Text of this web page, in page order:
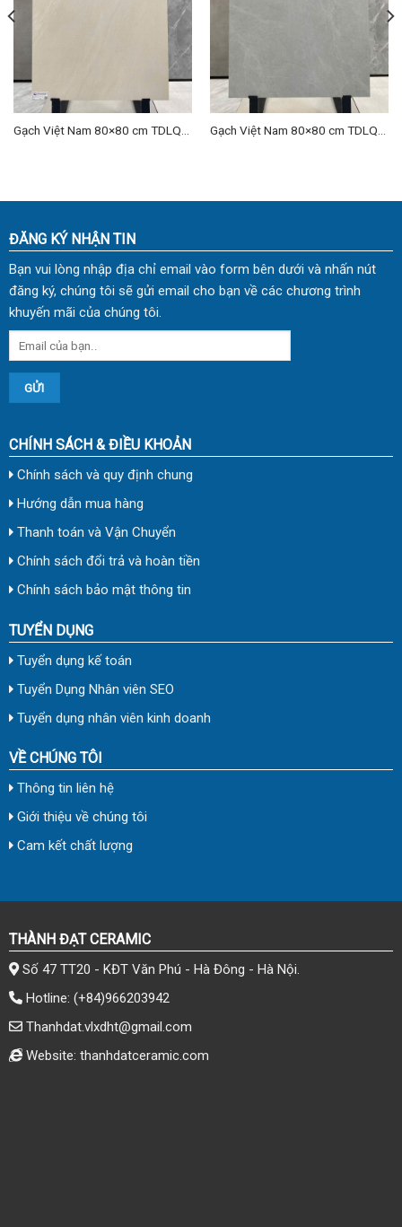
Gạch Việt Nam 80×80 cm TDLQ-
Gạch Việt Nam 80×80 cm TDLQ-
ĐĂNG KÝ NHẬN TIN
Bạn vui lòng nhập địa chỉ email vào form bên dưới và nhấn nút
đăng ký, chúng tôi sẽ gửi email cho bạn về các chương trình
khuyến mãi của chúng tôi.
CHÍNH SÁCH & ĐIỀU KHOẢN
Chính sách và quy định chung
Hướng dẫn mua hàng
Thanh toán và Vận Chuyển
Chính sách đổi trả và hoàn tiền
Chính sách bảo mật thông tin
TUYỂN DỤNG
Tuyển dụng kế toán
Tuyển Dụng Nhân viên SEO
Tuyển dụng nhân viên kinh doanh
VỀ CHÚNG TÔI
Thông tin liên hệ
Giới thiệu về chúng tôi
Cam kết chất lượng
THÀNH ĐẠT CERAMIC
Số 47 TT20 - KĐT Văn Phú - Hà Đông - Hà Nội.
Hotline: (+84)966203942
Thanhdat.vlxdht@gmail.com
Website: thanhdatceramic.com